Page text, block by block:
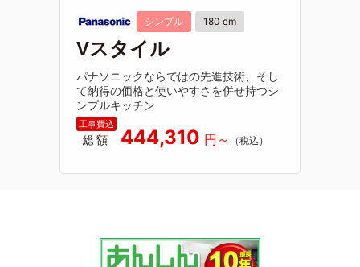
シンプル 180 cm
Vスタイル
パナソニックならではの先進技術、そし
て納得の価格と使いやすさを併せ持つシ
ンプルキッチン
総額 444,310